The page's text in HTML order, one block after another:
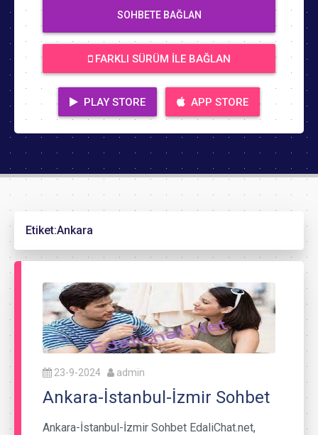
SOHBETE BAĞLAN
FARKLI SÜRÜM İLE BAĞLAN
PLAY STORE APP STORE
Etiket:Ankara
23-9-2024 admin
Ankara-İstanbul-İzmir Sohbet
Ankara-İstanbul-İzmir Sohbet EdaliChat.net,